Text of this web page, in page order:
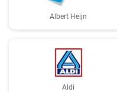
Albert Heijn
Aldi